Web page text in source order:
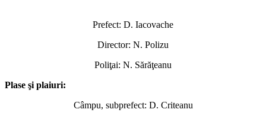
Prefect: D. Iacovache
Director: N. Polizu
Poliţai: N. Sărăţeanu
Plase şi plaiuri:
Câmpu, subprefect: D. Criteanu